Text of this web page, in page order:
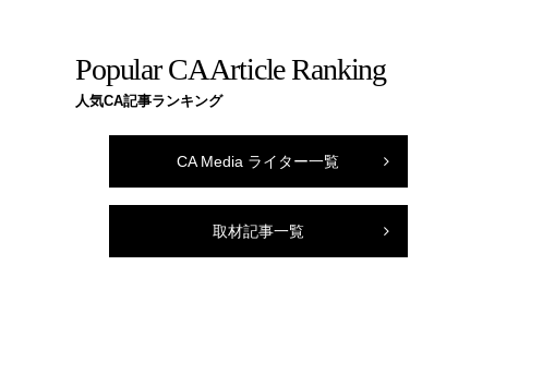
Popular CA Article Ranking
人気CA記事ランキング
CA Media ライター一覧
取材記事一覧